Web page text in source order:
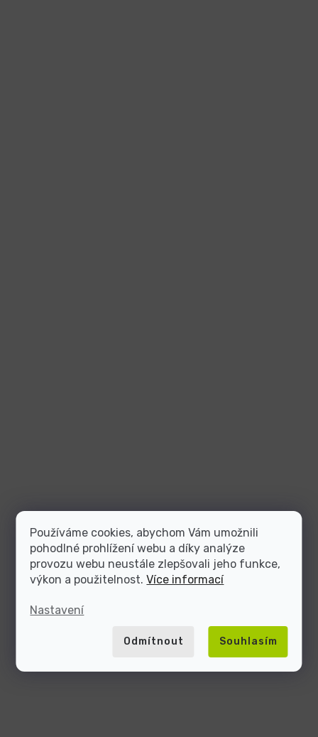
Používáme cookies, abychom Vám umožnili
pohodlné prohlížení webu a díky analýze
provozu webu neustále zlepšovali jeho funkce,
výkon a použitelnost.Více informací
Nastavení
Odmítnout Souhlasím